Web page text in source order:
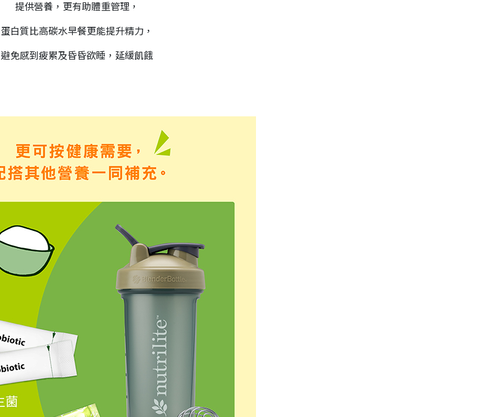
提供營養，更有助體重管理，
蛋白質比高碳水早餐更能提升精力，
避免感到疲累及昏昏欲睡，延緩飢餓